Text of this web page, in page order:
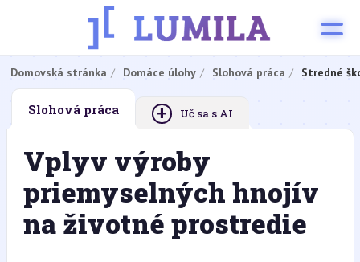
Domovská stránka Domáce úlohy Slohová práca Stredné
Slohová práca + Uč sa s AI
Vplyv výroby
priemyselných hnojív
na životné prostredie